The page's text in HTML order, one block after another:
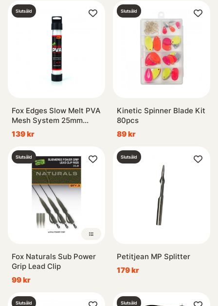
Slutsåld
Fox Edges Slow Melt PVA
Mesh System 25mm
Narrow - 7m
139 kr
Slutsåld
Kinetic Spinner Blade Kit
80pcs
89 kr
Slutsåld
Fox Naturals Sub Power
Grip Lead Clip
99 kr
Slutsåld
Petitjean MP Splitter
179 kr
Slutsåld Slutsåld